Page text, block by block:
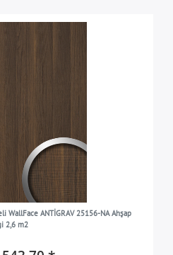
WallFace ANTİGRAV 25156-NA Ahşap
2,6 m2